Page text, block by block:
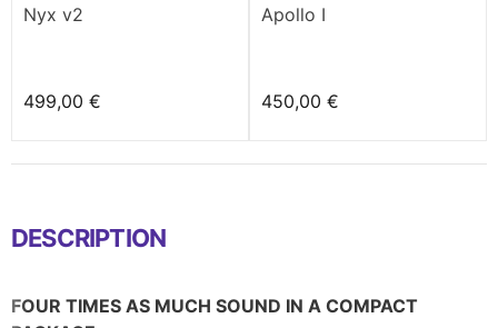
Nyx v2
499,00 €
Apollo I
450,00 €
DESCRIPTION
FOUR TIMES AS MUCH SOUND IN A COMPACT